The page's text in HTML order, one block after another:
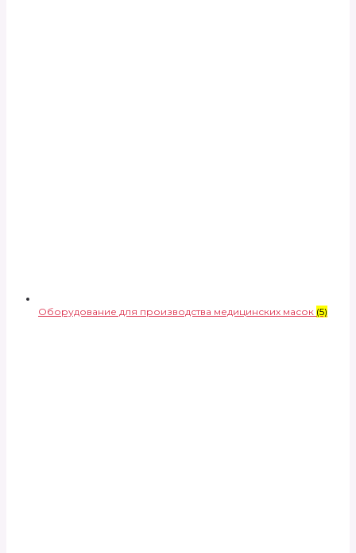
Оборудование для производства медицинских масок (5)